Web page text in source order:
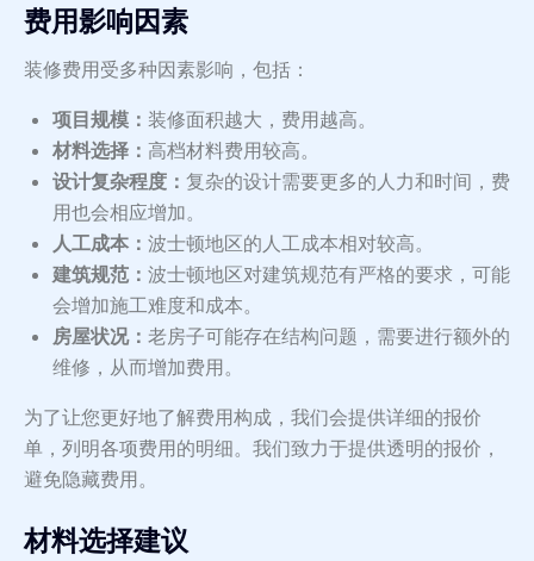
费用影响因素
装修费用受多种因素影响，包括：
项目规模： 装修面积越大，费用越高。
材料选择： 高档材料费用较高。
设计复杂程度： 复杂的设计需要更多的人力和时间，费
用也会相应增加。
人工成本： 波士顿地区的人工成本相对较高。
建筑规范： 波士顿地区对建筑规范有严格的要求，可能
会增加施工难度和成本。
房屋状况： 老房子可能存在结构问题，需要进行额外的
维修，从而增加费用。
为了让您更好地了解费用构成，我们会提供详细的报价
单，列明各项费用的明细。我们致力于提供透明的报价，
避免隐藏费用。
材料选择建议